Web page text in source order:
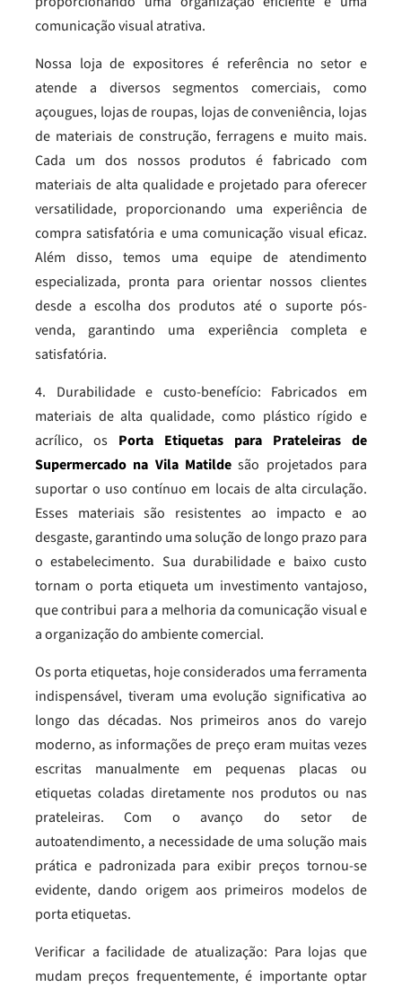
comunicação visual atrativa.
Nossa loja de expositores é referência no setor e
atende a diversos segmentos comerciais, como
açougues, lojas de roupas, lojas de conveniência, lojas
de materiais de construção, ferragens e muito mais.
Cada um dos nossos produtos é fabricado com
materiais de alta qualidade e projetado para oferecer
versatilidade, proporcionando uma experiência de
compra satisfatória e uma comunicação visual eficaz.
Além disso, temos uma equipe de atendimento
especializada, pronta para orientar nossos clientes
desde a escolha dos produtos até o suporte pós-
venda, garantindo uma experiência completa e
satisfatória.
4. Durabilidade e custo-benefício: Fabricados em
materiais de alta qualidade, como plástico rígido e
acrílico, os Porta Etiquetas para Prateleiras de
Supermercado na Vila Matilde são projetados para
suportar o uso contínuo em locais de alta circulação.
Esses materiais são resistentes ao impacto e ao
desgaste, garantindo uma solução de longo prazo para
o estabelecimento. Sua durabilidade e baixo custo
tornam o porta etiqueta um investimento vantajoso,
que contribui para a melhoria da comunicação visual e
a organização do ambiente comercial.
Os porta etiquetas, hoje considerados uma ferramenta
indispensável, tiveram uma evolução significativa ao
longo das décadas. Nos primeiros anos do varejo
moderno, as informações de preço eram muitas vezes
escritas manualmente em pequenas placas ou
etiquetas coladas diretamente nos produtos ou nas
prateleiras. Com o avanço do setor de
autoatendimento, a necessidade de uma solução mais
prática e padronizada para exibir preços tornou-se
evidente, dando origem aos primeiros modelos de
porta etiquetas.
Verificar a facilidade de atualização: Para lojas que
mudam preços frequentemente, é importante optar